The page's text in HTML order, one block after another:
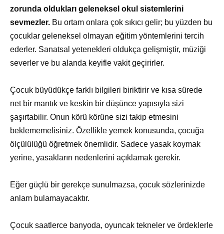
zorunda oldukları geleneksel okul sistemlerini
sevmezler. Bu ortam onlara çok sıkıcı gelir; bu yüzden bu
çocuklar geleneksel olmayan eğitim yöntemlerini tercih
ederler. Sanatsal yetenekleri oldukça gelişmiştir, müziği
severler ve bu alanda keyifle vakit geçirirler.
Çocuk büyüdükçe farklı bilgileri biriktirir ve kısa sürede
net bir mantık ve keskin bir düşünce yapısıyla sizi
şaşırtabilir. Onun körü körüne sizi takip etmesini
beklememelisiniz. Özellikle yemek konusunda, çocuğa
ölçülülüğü öğretmek önemlidir. Sadece yasak koymak
yerine, yasakların nedenlerini açıklamak gerekir.
Eğer güçlü bir gerekçe sunulmazsa, çocuk sözlerinizde
anlam bulamayacaktır.
Çocuk saatlerce banyoda, oyuncak tekneler ve ördeklerle